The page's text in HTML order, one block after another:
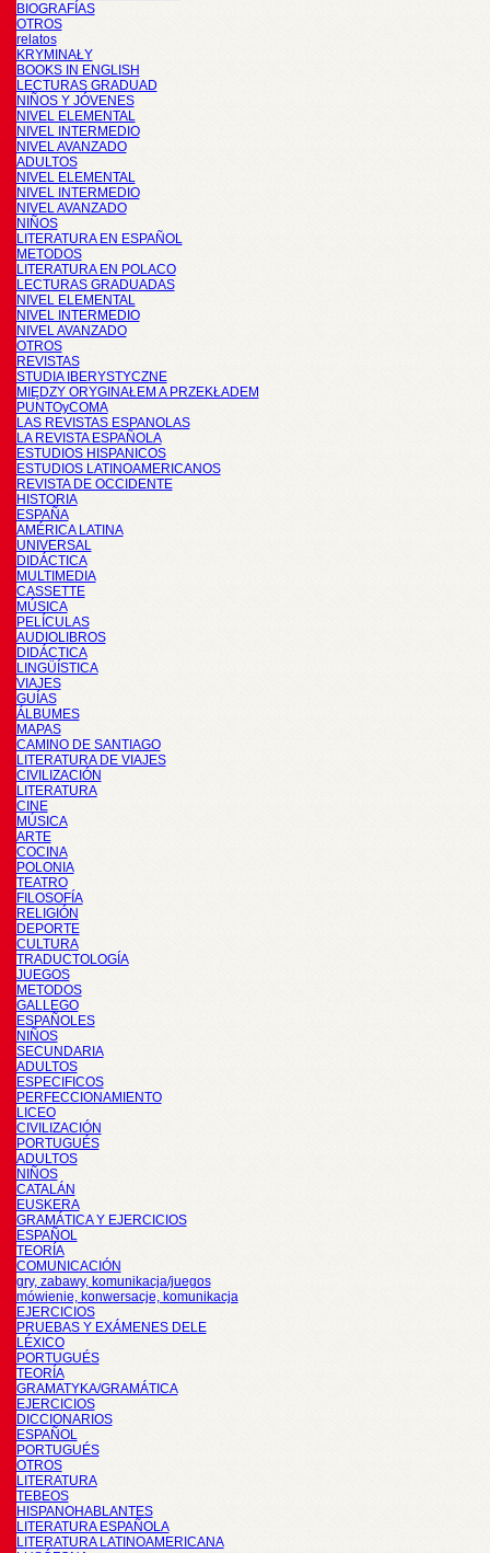
BIOGRAFÍAS
OTROS
relatos
KRYMINAŁY
BOOKS IN ENGLISH
LECTURAS GRADUAD
NIÑOS Y JÓVENES
NIVEL ELEMENTAL
NIVEL INTERMEDIO
NIVEL AVANZADO
ADULTOS
NIVEL ELEMENTAL
NIVEL INTERMEDIO
NIVEL AVANZADO
NIÑOS
LITERATURA EN ESPAÑOL
METODOS
LITERATURA EN POLACO
LECTURAS GRADUADAS
NIVEL ELEMENTAL
NIVEL INTERMEDIO
NIVEL AVANZADO
OTROS
REVISTAS
STUDIA IBERYSTYCZNE
MIĘDZY ORYGINAŁEM A PRZEKŁADEM
PUNTOyCOMA
LAS REVISTAS ESPANOLAS
LA REVISTA ESPAÑOLA
ESTUDIOS HISPANICOS
ESTUDIOS LATINOAMERICANOS
REVISTA DE OCCIDENTE
HISTORIA
ESPAÑA
AMÉRICA LATINA
UNIVERSAL
DIDÁCTICA
MULTIMEDIA
CASSETTE
MÚSICA
PELÍCULAS
AUDIOLIBROS
DIDÁCTICA
LINGÜÍSTICA
VIAJES
GUÍAS
ÁLBUMES
MAPAS
CAMINO DE SANTIAGO
LITERATURA DE VIAJES
CIVILIZACIÓN
LITERATURA
CINE
MÚSICA
ARTE
COCINA
POLONIA
TEATRO
FILOSOFÍA
RELIGIÓN
DEPORTE
CULTURA
TRADUCTOLOGÍA
JUEGOS
METODOS
GALLEGO
ESPAÑOLES
NIÑOS
SECUNDARIA
ADULTOS
ESPECIFICOS
PERFECCIONAMIENTO
LICEO
CIVILIZACIÓN
PORTUGUÉS
ADULTOS
NIÑOS
CATALÁN
EUSKERA
GRAMÁTICA Y EJERCICIOS
ESPAÑOL
TEORÍA
COMUNICACIÓN
gry, zabawy, komunikacja/juegos
mówienie, konwersacje, komunikacja
EJERCICIOS
PRUEBAS Y EXÁMENES DELE
LÉXICO
PORTUGUÉS
TEORÍA
GRAMATYKA/GRAMÁTICA
EJERCICIOS
DICCIONARIOS
ESPAÑOL
PORTUGUÉS
OTROS
LITERATURA
TEBEOS
HISPANOHABLANTES
LITERATURA ESPAÑOLA
LITERATURA LATINOAMERICANA